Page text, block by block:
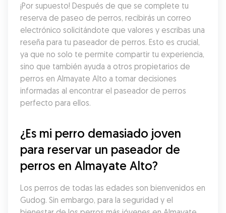
¡Por supuesto! Después de que se complete tu
reserva de paseo de perros, recibirás un correo
electrónico solicitándote que valores y escribas una
reseña para tu paseador de perros. Esto es crucial,
ya que no solo te permite compartir tu experiencia,
sino que también ayuda a otros propietarios de
perros en Almayate Alto a tomar decisiones
informadas al encontrar el paseador de perros
perfecto para ellos.
¿Es mi perro demasiado joven
para reservar un paseador de
perros en Almayate Alto?
Los perros de todas las edades son bienvenidos en
Gudog. Sin embargo, para la seguridad y el